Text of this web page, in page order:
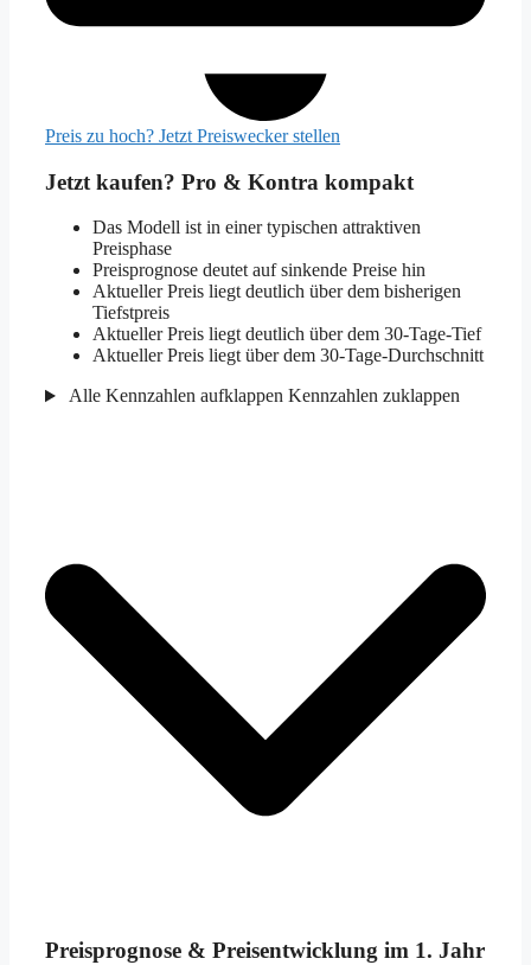
Preis zu hoch? Jetzt Preiswecker stellen
Jetzt kaufen? Pro & Kontra kompakt
Das Modell ist in einer typischen attraktiven
Preisphase
Preisprognose deutet auf sinkende Preise hin
Aktueller Preis liegt deutlich über dem bisherigen
Tiefstpreis
Aktueller Preis liegt deutlich über dem 30-Tage-Tief
Aktueller Preis liegt über dem 30-Tage-Durchschnitt
Alle Kennzahlen aufklappen Kennzahlen zuklappen
Preisprognose & Preisentwicklung im 1. Jahr